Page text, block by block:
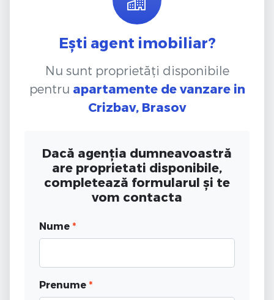
Ești agent imobiliar?
Nu sunt proprietăți disponibile
pentru apartamente de vanzare in
Crizbav, Brasov
Dacă agenția dumneavoastră
are proprietati disponibile,
completează formularul și te
vom contacta
Nume *
Prenume *